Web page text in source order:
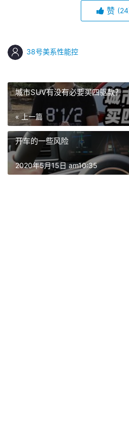
赞
38号美系性能控
城市SUV有没有必要买四驱款？
« 上一篇
开车的一些风险
2020年5月15日 am10:35